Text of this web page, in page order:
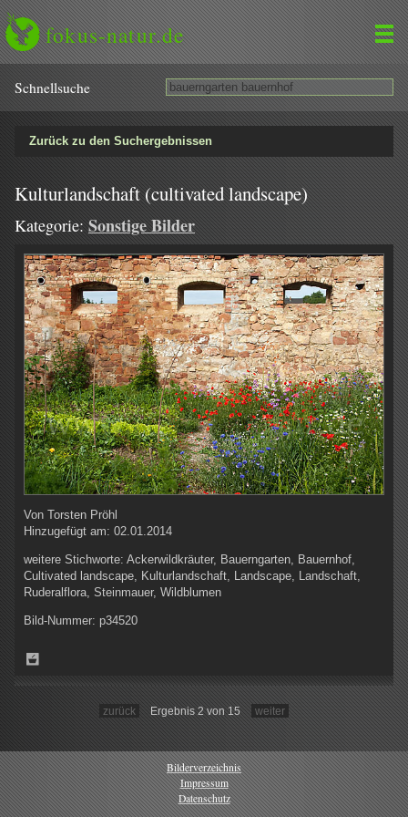
fokus-natur.de
Schnell­suche
Zurück zu den Suchergebnissen
Kulturlandschaft (cultivated landscape)
Kategorie: Sonstige Bilder
Von Torsten Pröhl
Hinzugefügt am: 02.01.2014
weitere Stichworte: Ackerwildkräuter, Bauerngarten, Bauernhof,
Cultivated landscape, Kulturlandschaft, Landscape, Landschaft,
Ruderalflora, Steinmauer, Wildblumen
Bild-Nummer: p34520
zurück Ergebnis 2 von 15 weiter
Bilderverzeichnis
Impressum
Datenschutz